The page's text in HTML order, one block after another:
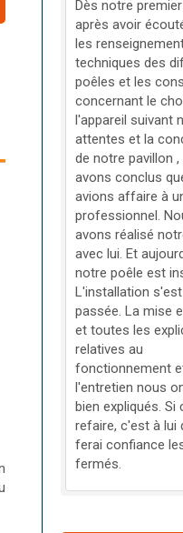
Dès notre premier
après avoir
les
techniques des
poêles et les
concernant le
l'appareil suivant
attentes et la
de notre pavillon ,
avons conclus
avions affaire à
professionnel.
avons réalisé
avec lui. Et
notre poêle est
L'installation
passée. La mise
et toutes les
relatives au
fonctionnement
l'entretien nous
bien expliqués. Si
refaire, c'est à lui
ferai confiance
fermés.